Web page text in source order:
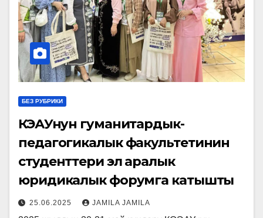
БЕЗ РУБРИКИ
КӨЭАУнун гуманитардык-
педагогикалык факультетинин
студенттери эл аралык
юридикалык форумга катышты
25.06.2025 JAMILA JAMILA